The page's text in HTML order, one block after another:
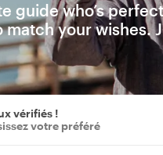
guide who’s
your wishes.
vérifiés !
votre préféré